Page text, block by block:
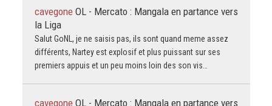
cavegone OL - Mercato : Mangala en partance vers
la Liga
Salut GoNL, je ne saisis pas, ils sont quand meme assez
différents, Nartey est explosif et plus puissant sur ses
premiers appuis et un peu moins loin des son vis…
cavegone OL - Mercato : Mangala en partance vers